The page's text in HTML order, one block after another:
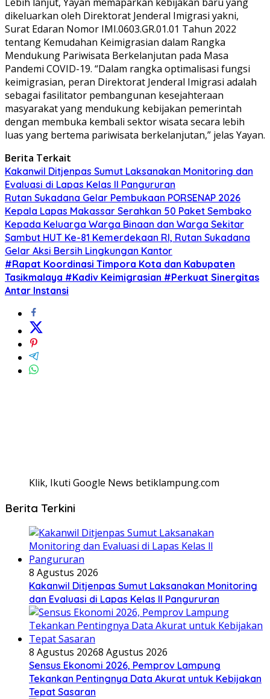
dikeluarkan oleh Direktorat Jenderal Imigrasi yakni,
Surat Edaran Nomor IMI.0603.GR.01.01 Tahun 2022
tentang Kemudahan Keimigrasian dalam Rangka
Mendukung Pariwisata Berkelanjutan pada Masa
Pandemi COVID-19. “Dalam rangka optimalisasi fungsi
keimigrasian, peran Direktorat Jenderal Imigrasi adalah
sebagai fasilitator pembangunan kesejahteraan
masyarakat yang mendukung kebijakan pemerintah
dengan membuka kembali sektor wisata secara lebih
luas yang bertema pariwisata berkelanjutan,” jelas Yayan.
Berita Terkait
Kakanwil Ditjenpas Sumut Laksanakan Monitoring dan
Evaluasi di Lapas Kelas ll Pangururan
Rutan Sukadana Gelar Pembukaan PORSENAP 2026
Kepala Lapas Makassar Serahkan 50 Paket Sembako
Kepada Keluarga Warga Binaan dan Warga Sekitar
Sambut HUT Ke-81 Kemerdekaan RI, Rutan Sukadana
Gelar Aksi Bersih Lingkungan Kantor
#Rapat Koordinasi Timpora Kota dan Kabupaten
Tasikmalaya #Kadiv Keimigrasian #Perkuat Sinergitas
Antar Instansi
Klik, Ikuti Google News betiklampung.com
Berita Terkini
8 Agustus 2026
Kakanwil Ditjenpas Sumut Laksanakan Monitoring
dan Evaluasi di Lapas Kelas ll Pangururan
8 Agustus 20268 Agustus 2026
Sensus Ekonomi 2026, Pemprov Lampung
Tekankan Pentingnya Data Akurat untuk Kebijakan
Tepat Sasaran